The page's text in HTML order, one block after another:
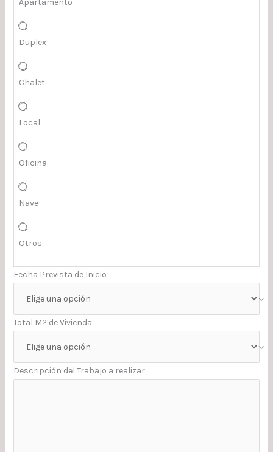
Duplex
Chalet
Local
Oficina
Nave
Otros
Fecha Prevista de Inicio
Total M2 de Vivienda
Descripción del Trabajo a realizar